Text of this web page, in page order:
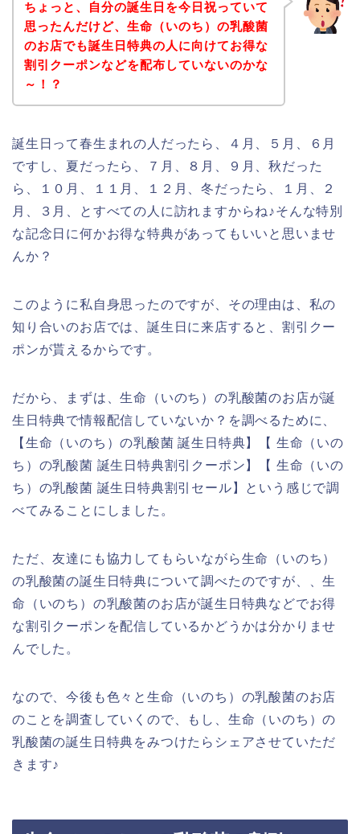
ちょっと、自分の誕生日を今日祝っていて
思ったんだけど、生命（いのち）の乳酸菌
のお店でも誕生日特典の人に向けてお得な
割引クーポンなどを配布していないのかな
～！？
誕生日って春生まれの人だったら、４月、５月、６月
ですし、夏だったら、７月、８月、９月、秋だった
ら、１０月、１１月、１２月、冬だったら、１月、２
月、３月、とすべての人に訪れますからね♪そんな特別
な記念日に何かお得な特典があってもいいと思いませ
んか？
このように私自身思ったのですが、その理由は、私の
知り合いのお店では、誕生日に来店すると、割引クー
ポンが貰えるからです。
だから、まずは、生命（いのち）の乳酸菌のお店が誕
生日特典で情報配信していないか？を調べるために、
【生命（いのち）の乳酸菌 誕生日特典】【 生命（いの
ち）の乳酸菌 誕生日特典割引クーポン】【 生命（いの
ち）の乳酸菌 誕生日特典割引セール】という感じで調
べてみることにしました。
ただ、友達にも協力してもらいながら生命（いのち）
の乳酸菌の誕生日特典について調べたのですが、、生
命（いのち）の乳酸菌のお店が誕生日特典などでお得
な割引クーポンを配信しているかどうかは分かりませ
んでした。
なので、今後も色々と生命（いのち）の乳酸菌のお店
のことを調査していくので、もし、生命（いのち）の
乳酸菌の誕生日特典をみつけたらシェアさせていただ
きます♪